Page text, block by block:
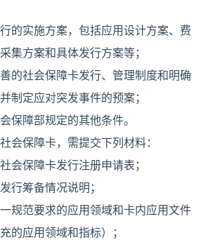
行的实施方案，包括应用设计方案、费
集方案和具体发行方案等；
善的社会保障卡发行、管理制度和明确
制定应对突发事件的预案；
保障部规定的其他条件。
保障卡，需提交下列材料：
会保障卡发行注册申请表；
行筹备情况说明；
一规范要求的应用领域和卡内应用文件
的应用领域和指标）；